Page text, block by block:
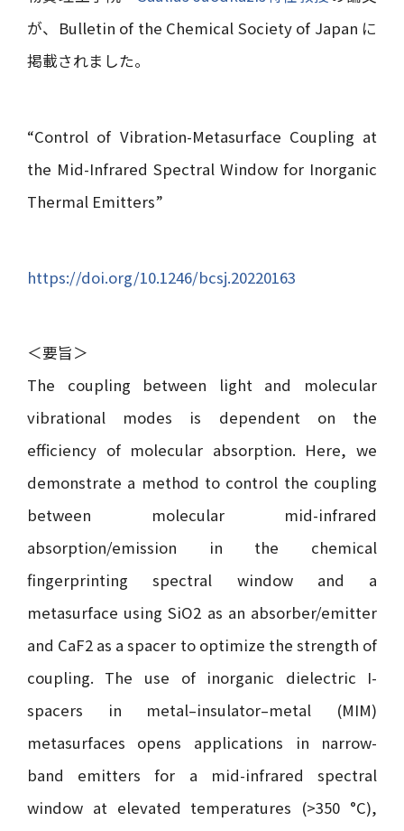
が、 Bulletin of the Chemical Society of Japan に
掲載されました。
“Control of Vibration-Metasurface Coupling at
the Mid-Infrared Spectral Window for Inorganic
Thermal Emitters”
https://doi.org/10.1246/bcsj.20220163
＜要旨＞
The coupling between light and molecular
vibrational modes is dependent on the
efficiency of molecular absorption. Here, we
demonstrate a method to control the coupling
between molecular mid-infrared
absorption/emission in the chemical
fingerprinting spectral window and a
metasurface using SiO2 as an absorber/emitter
and CaF2 as a spacer to optimize the strength of
coupling. The use of inorganic dielectric I-
spacers in metal–insulator–metal (MIM)
metasurfaces opens applications in narrow-
band emitters for a mid-infrared spectral
window at elevated temperatures (>350 °C),